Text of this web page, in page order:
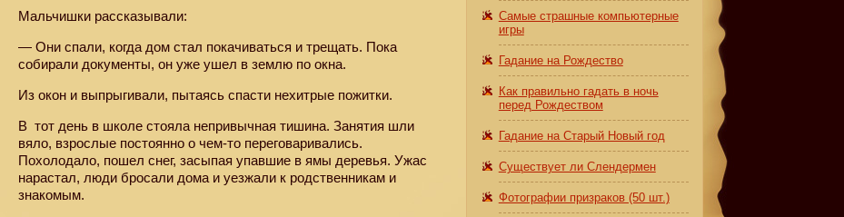
Мальчишки рассказывали:
— Они спали, когда дом стал покачиваться и трещать. Пока
собирали документы, он уже ушел в землю по окна.
Из окон и выпрыгивали, пытаясь спасти нехитрые пожитки.
В тот день в школе стояла непривычная тишина. Занятия шли
вяло, взрослые постоянно о чем-то переговаривались.
Похолодало, пошел снег, засыпая упавшие в ямы деревья. Ужас
нарастал, люди бросали дома и уезжали к родственникам и
знакомым.
Самые страшные компьютерные
игры
Гадание на Рождество
Как правильно гадать в ночь
перед Рождеством
Гадание на Старый Новый год
Существует ли Слендермен
Фотографии призраков (50 шт.)